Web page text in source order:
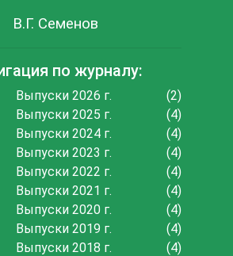
В.Г. Семенов
по журналу:
Выпуски 2026 г.
(2)
Выпуски 2025 г.
(4)
Выпуски 2024 г.
(4)
Выпуски 2023 г.
(4)
Выпуски 2022 г.
(4)
Выпуски 2021 г.
(4)
Выпуски 2020 г.
(4)
Выпуски 2019 г.
(4)
Выпуски 2018 г.
(4)